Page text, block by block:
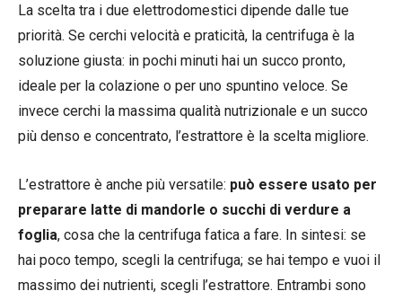
La scelta tra i due elettrodomestici dipende dalle tue
priorità. Se cerchi velocità e praticità, la centrifuga è la
soluzione giusta: in pochi minuti hai un succo pronto,
ideale per la colazione o per uno spuntino veloce. Se
invece cerchi la massima qualità nutrizionale e un succo
più denso e concentrato, l’estrattore è la scelta migliore.
L’estrattore è anche più versatile: può essere usato per
preparare latte di mandorle o succhi di verdure a
foglia, cosa che la centrifuga fatica a fare. In sintesi: se
hai poco tempo, scegli la centrifuga; se hai tempo e vuoi il
massimo dei nutrienti, scegli l’estrattore. Entrambi sono